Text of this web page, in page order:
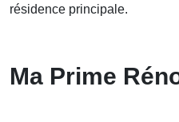
résidence principale.
Ma Prime